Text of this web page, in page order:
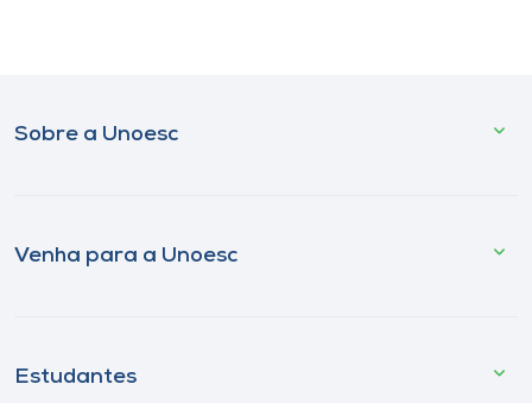
Sobre a Unoesc
Venha para a Unoesc
Estudantes